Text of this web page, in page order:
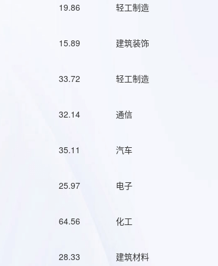
19.86 轻工制造
15.89 建筑装饰
33.72 轻工制造
32.14 通信
35.11 汽车
25.97 电子
64.56 化工
28.33 建筑材料